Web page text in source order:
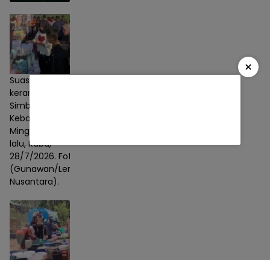
Suasana
keramaian CFD
Simbang -
Kebanaran pada
Minggu, (26/7)
lalu, Rabu,
28/7/2026. Foto :
(Gunawan/Lensa
Nusantara).
×